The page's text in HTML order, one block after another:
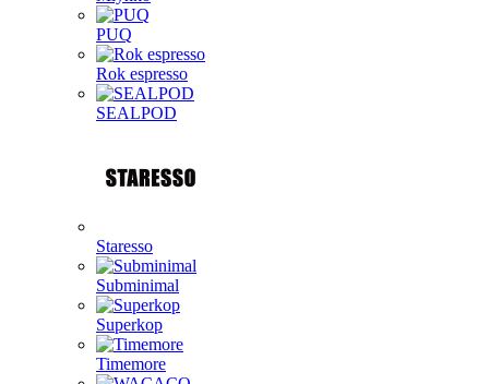
PUQ
Rok espresso
SEALPOD
Staresso
Subminimal
Superkop
Timemore